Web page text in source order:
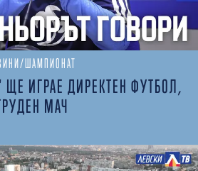
ШАМПИОНАТ
ИГРАЕ ДИРЕКТЕН ФУТБОЛ,
МАЧ